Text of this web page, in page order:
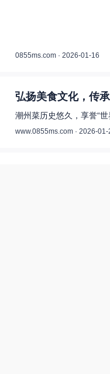
0855ms.com · 2026-01-16
弘扬美食文化，传
潮州菜历史悠久，享誉“世
www.0855ms.com · 2026-01-